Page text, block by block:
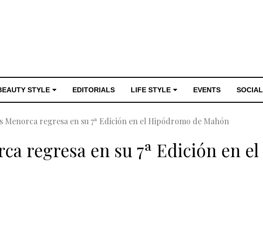
STYLE EDITORIALS LIFE STYLE EVENTS
Menorca regresa en su 7ª Edición en el Hipódromo de Mahón
regresa en su 7ª Edición en